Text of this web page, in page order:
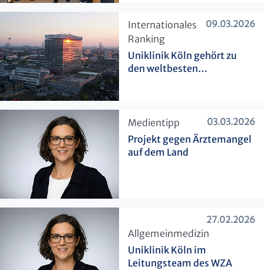
09.03.2026
​Internationales
Ranking
Uniklinik Köln gehört zu
den weltbesten
03.03.2026
​Medientipp
Projekt gegen Ärztemangel
auf dem Land
27.02.2026
​Allgemeinmedizin
Uniklinik Köln im
Leitungsteam des WZA